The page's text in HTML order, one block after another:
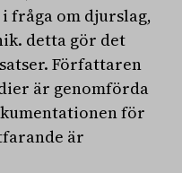
fråga om djurslag,
detta gör det
Författaren
är genomförda
för
är